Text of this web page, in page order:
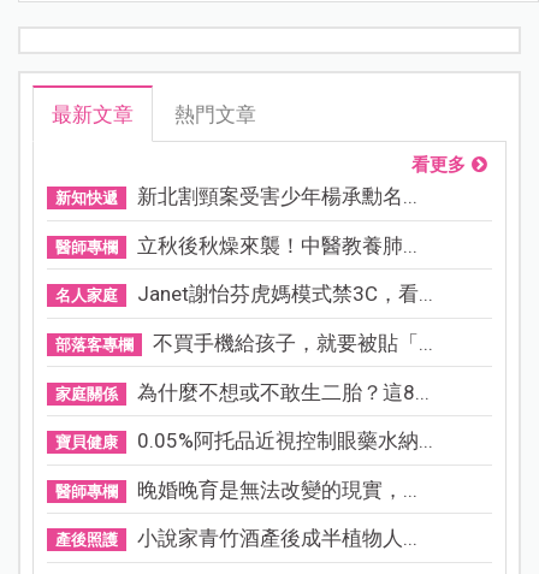
最新文章 熱門文章
看更多
新知快遞 新北割頸案受害少年楊承勳名...
醫師專欄 立秋後秋燥來襲！中醫教養肺...
名人家庭 Janet謝怡芬虎媽模式禁3C，看...
部落客專欄 不買手機給孩子，就要被貼「...
家庭關係 為什麼不想或不敢生二胎？這8...
寶貝健康 0.05%阿托品近視控制眼藥水納...
醫師專欄 晚婚晚育是無法改變的現實，...
產後照護 小說家青竹酒產後成半植物人...